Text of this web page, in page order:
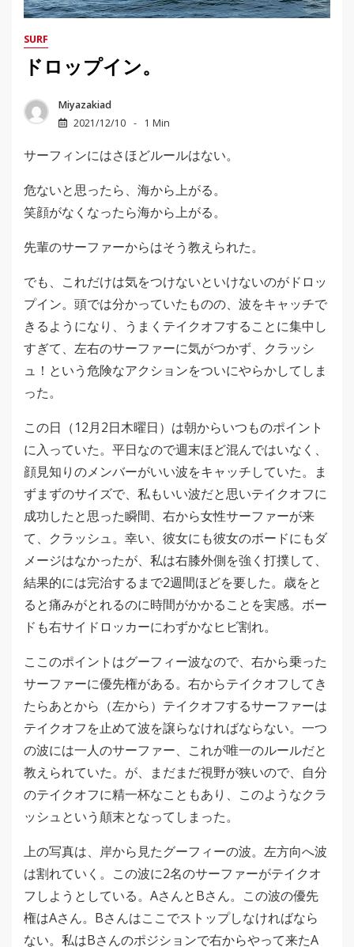
SURF
ドロップイン。
Miyazakiad
2021/12/10
1 Min
サーフィンにはさほどルールはない。
危ないと思ったら、海から上がる。
笑顔がなくなったら海から上がる。
先輩のサーファーからはそう教えられた。
でも、これだけは気をつけないといけないのがドロッ
プイン。頭では分かっていたものの、波をキャッチで
きるようになり、うまくテイクオフすることに集中し
すぎて、左右のサーファーに気がつかず、クラッシ
ュ！という危険なアクションをついにやらかしてしま
った。
この日（12月2日木曜日）は朝からいつものポイント
に入っていた。平日なので週末ほど混んではいなく、
顔見知りのメンバーがいい波をキャッチしていた。ま
ずまずのサイズで、私もいい波だと思いテイクオフに
成功したと思った瞬間、右から女性サーファーが来
て、クラッシュ。幸い、彼女にも彼女のボードにもダ
メージはなかったが、私は右膝外側を強く打撲して、
結果的には完治するまで2週間ほどを要した。歳をと
ると痛みがとれるのに時間がかかることを実感。ボー
ドも右サイドロッカーにわずかなヒビ割れ。
ここのポイントはグーフィー波なので、右から乗った
サーファーに優先権がある。右からテイクオフしてき
たらあとから（左から）テイクオフするサーファーは
テイクオフを止めて波を譲らなければならない。一つ
の波には一人のサーファー、これが唯一のルールだと
教えられていた。が、まだまだ視野が狭いので、自分
のテイクオフに精一杯なこともあり、このようなクラ
ッシュという顛末となってしまった。
上の写真は、岸から見たグーフィーの波。左方向へ波
は割れていく。この波に2名のサーファーがテイクオ
フしようとしている。AさんとBさん。この波の優先
権はAさん。Bさんはここでストップしなければなら
ない。私はBさんのポジションで右からやって来たA